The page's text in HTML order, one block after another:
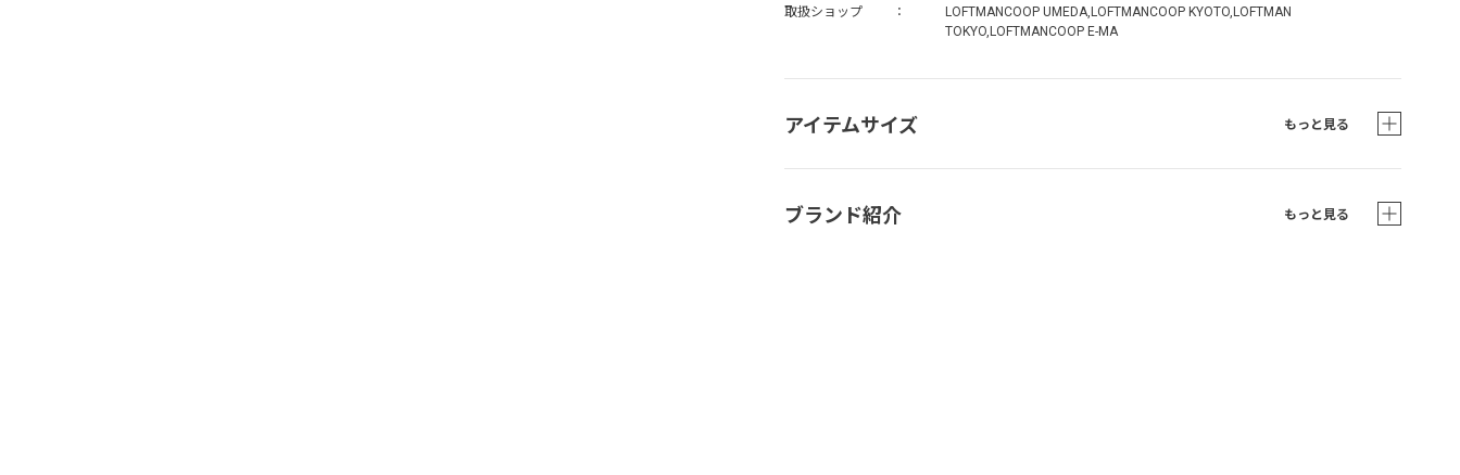
取扱ショップ
LOFTMANCOOP UMEDA,LOFTMANCOOP KYOTO,LOFTMAN
TOKYO,LOFTMANCOOP E-MA
アイテムサイズ もっと見る
ブランド紹介 もっと見る